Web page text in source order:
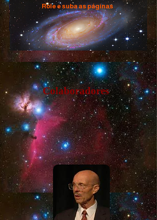
Role e suba as páginas
Colaboradores